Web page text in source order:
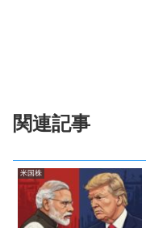
関連記事
米国株